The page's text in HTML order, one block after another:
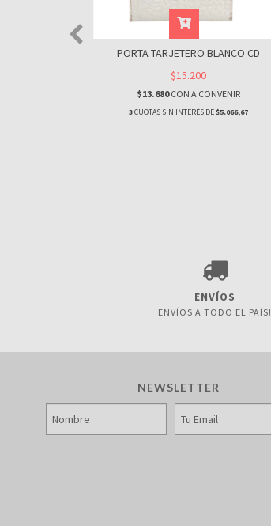
PORTA TARJETERO BLANCO CD
$15.200
$13.680CON A CONVENIR
3CUOTAS SIN INTERÉS DE$5.066,67
ENVÍOS
ENVÍOS A TODO EL PAÍS!
NEWSLETTER